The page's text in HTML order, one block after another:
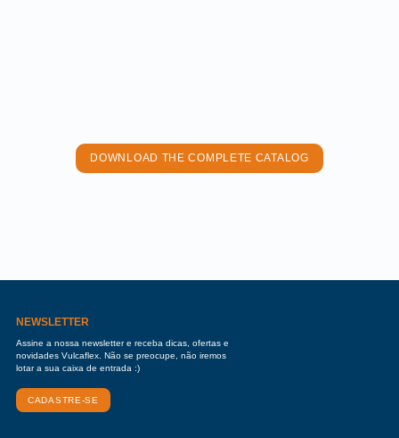
DOWNLOAD THE COMPLETE CATALOG
NEWSLETTER
Assine a nossa newsletter e receba dicas, ofertas e
novidades Vulcaflex. Não se preocupe, não iremos
lotar a sua caixa de entrada :)
CADASTRE-SE